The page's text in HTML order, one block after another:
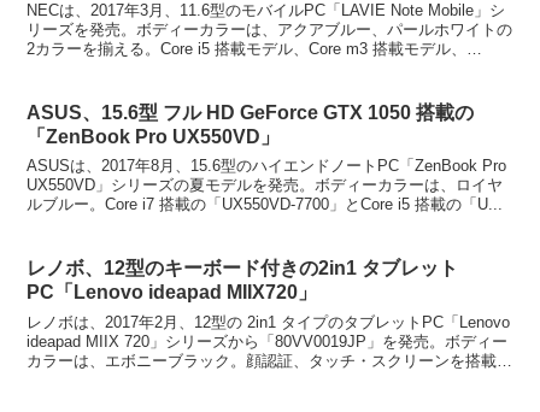
NECは、2017年3月、11.6型のモバイルPC「LAVIE Note Mobile」シ
リーズを発売。ボディーカラーは、アクアブルー、パールホワイトの
2カラーを揃える。Core i5 搭載モデル、Core m3 搭載モデル、
ASUS、15.6型 フル HD GeForce GTX 1050 搭載の
「ZenBook Pro UX550VD」
ASUSは、2017年8月、15.6型のハイエンドノートPC「ZenBook Pro
UX550VD」シリーズの夏モデルを発売。ボディーカラーは、ロイヤ
ルブルー。Core i7 搭載の「UX550VD-7700」とCore i5 搭載の「U...
レノボ、12型のキーボード付きの2in1 タブレット
PC「Lenovo ideapad MIIX720」
レノボは、2017年2月、12型の 2in1 タイプのタブレットPC「Lenovo
ideapad MIIX 720」シリーズから「80VV0019JP」を発売。ボディー
カラーは、エボニーブラック。顔認証、タッチ・スクリーンを搭載す